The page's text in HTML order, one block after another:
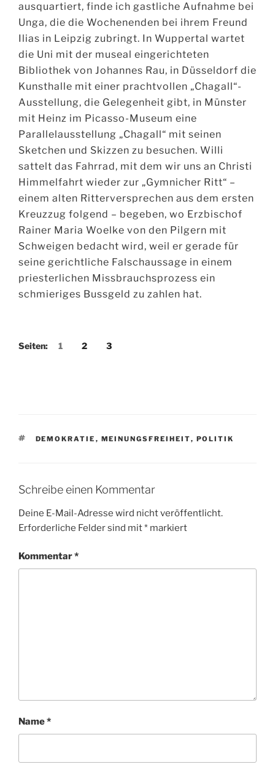
ausquartiert, finde ich gastliche Aufnahme bei
Unga, die die Wochenenden bei ihrem Freund
Ilias in Leipzig zubringt. In Wuppertal wartet
die Uni mit der museal eingerichteten
Bibliothek von Johannes Rau, in Düsseldorf die
Kunsthalle mit einer prachtvollen „Chagall“-
Ausstellung, die Gelegenheit gibt, in Münster
mit Heinz im Picasso-Museum eine
Parallelausstellung „Chagall“ mit seinen
Sketchen und Skizzen zu besuchen. Willi
sattelt das Fahrrad, mit dem wir uns an Christi
Himmelfahrt wieder zur „Gymnicher Ritt“ –
einem alten Ritterversprechen aus dem ersten
Kreuzzug folgend – begeben, wo Erzbischof
Rainer Maria Woelke von den Pilgern mit
Schweigen bedacht wird, weil er gerade für
seine gerichtliche Falschaussage in einem
priesterlichen Missbrauchsprozess ein
schmieriges Bussgeld zu zahlen hat.
Seiten: 1 2 3
SCHLAGWÖRTER
DEMOKRATIE , MEINUNGSFREIHEIT, POLITIK
Schreibe einen Kommentar
Deine E-Mail-Adresse wird nicht veröffentlicht.
Erforderliche Felder sind mit* markiert
Kommentar*
Name*